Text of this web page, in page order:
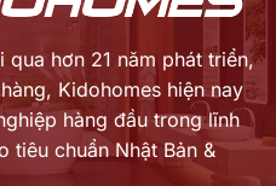
hơn 21 năm phát triển,
Kidohomes hiện nay
hàng đầu trong lĩnh
tiêu chuẩn Nhật Bản &